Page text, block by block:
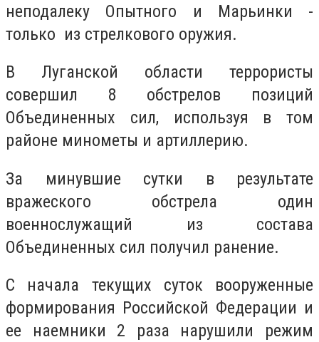
неподалеку Опытного и Марьинки -
только из стрелкового оружия.
В Луганской области террористы
совершил 8 обстрелов позиций
Объединенных сил, используя в том
районе минометы и артиллерию.
За минувшие сутки в результате
вражеского обстрела один
военнослужащий из состава
Объединенных сил получил ранение.
С начала текущих суток вооруженные
формирования Российской Федерации и
ее наемники 2 раза нарушили режим